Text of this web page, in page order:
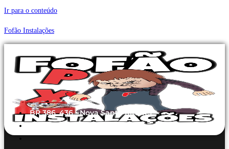
Ir para o conteúdo
Fofão Instalações
BR 386, 436 - Nova Santa Rita/RS